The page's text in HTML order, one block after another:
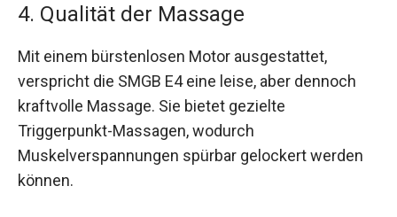
4. Qualität der Massage
Mit einem bürstenlosen Motor ausgestattet,
verspricht die SMGB E4 eine leise, aber dennoch
kraftvolle Massage. Sie bietet gezielte
Triggerpunkt-Massagen, wodurch
Muskelverspannungen spürbar gelockert werden
können.